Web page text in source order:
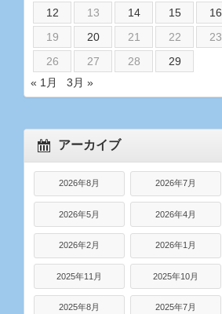
12
13 14 15 16
19
20 21 22 23
26
27 28
29
« 1月
3月 »
アーカイブ
2026年8月 2026年7月
2026年5月 2026年4月
2026年2月 2026年1月
2025年11月 2025年10月
2025年8月 2025年7月